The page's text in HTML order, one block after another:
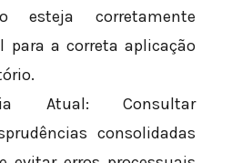
esteja corretamente
para a correta aplicação
Atual: Consultar
consolidadas